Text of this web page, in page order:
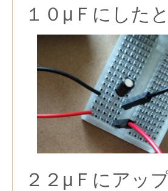
１０μＦにした
２２μＦにアッ